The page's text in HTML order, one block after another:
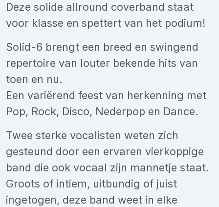
Deze solide allround coverband staat
voor klasse en spettert van het podium!
Solid-6 brengt een breed en swingend
repertoire van louter bekende hits van
toen en nu.
Een variërend feest van herkenning met
Pop, Rock, Disco, Nederpop en Dance.
Twee sterke vocalisten weten zich
gesteund door een ervaren vierkoppige
band die ook vocaal zijn mannetje staat.
Groots of intiem, uitbundig of juist
ingetogen, deze band weet in elke